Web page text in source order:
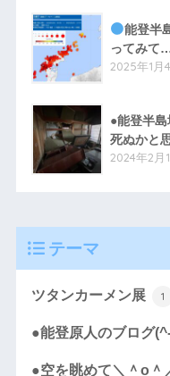
能登半
ってみて
2025年1月
●能登半
死ぬかと
2024年2月
テーマ
ツタンカーメン展 1
●能登原人のブログ
●空を眺めて＼＾o＾